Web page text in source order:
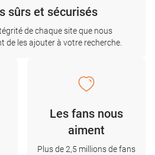
sûrs et sécurisés
de chaque site que nous
de les ajouter à votre recherche.
Les fans nous
aiment
Plus de 2,5 millions de fans